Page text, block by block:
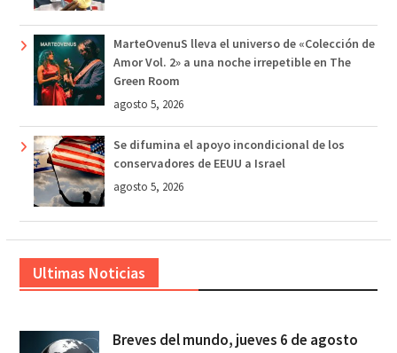
MarteOvenuS lleva el universo de «Colección de
Amor Vol. 2» a una noche irrepetible en The
Green Room
agosto 5, 2026
Se difumina el apoyo incondicional de los
conservadores de EEUU a Israel
agosto 5, 2026
Ultimas Noticias
Breves del mundo, jueves 6 de agosto